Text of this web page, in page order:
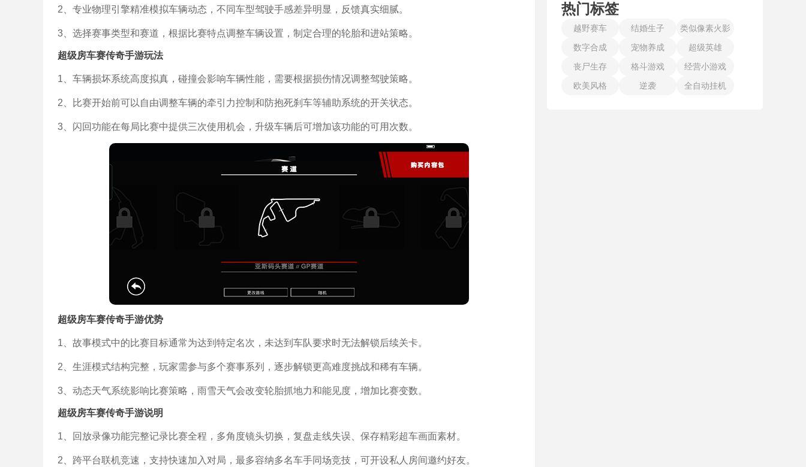
2、专业物理引擎精准模拟车辆动态，不同车型驾驶手感差异明显，反馈真实细腻。
3、选择赛事类型和赛道，根据比赛特点调整车辆设置，制定合理的轮胎和进站策略。
超级房车赛传奇手游玩法
1、车辆损坏系统高度拟真，碰撞会影响车辆性能，需要根据损伤情况调整驾驶策略。
2、比赛开始前可以自由调整车辆的牵引力控制和防抱死刹车等辅助系统的开关状态。
3、闪回功能在每局比赛中提供三次使用机会，升级车辆后可增加该功能的可用次数。
超级房车赛传奇手游优势
1、故事模式中的比赛目标通常为达到特定名次，未达到车队要求时无法解锁后续关卡。
2、生涯模式结构完整，玩家需参与多个赛事系列，逐步解锁更高难度挑战和稀有车辆。
3、动态天气系统影响比赛策略，雨雪天气会改变轮胎抓地力和能见度，增加比赛变数。
超级房车赛传奇手游说明
1、回放录像功能完整记录比赛全程，多角度镜头切换，复盘走线失误、保存精彩超车画面素材。
2、跨平台联机竞速，支持快速加入对局，最多容纳多名车手同场竞技，可开设私人房间邀约好友。
热门标签
越野赛车 结婚生子
类似像素火影
数字合成
宠物养成
超级英雄
丧尸生存
格斗游戏
经营小游戏
欧美风格
逆袭 全自动挂机